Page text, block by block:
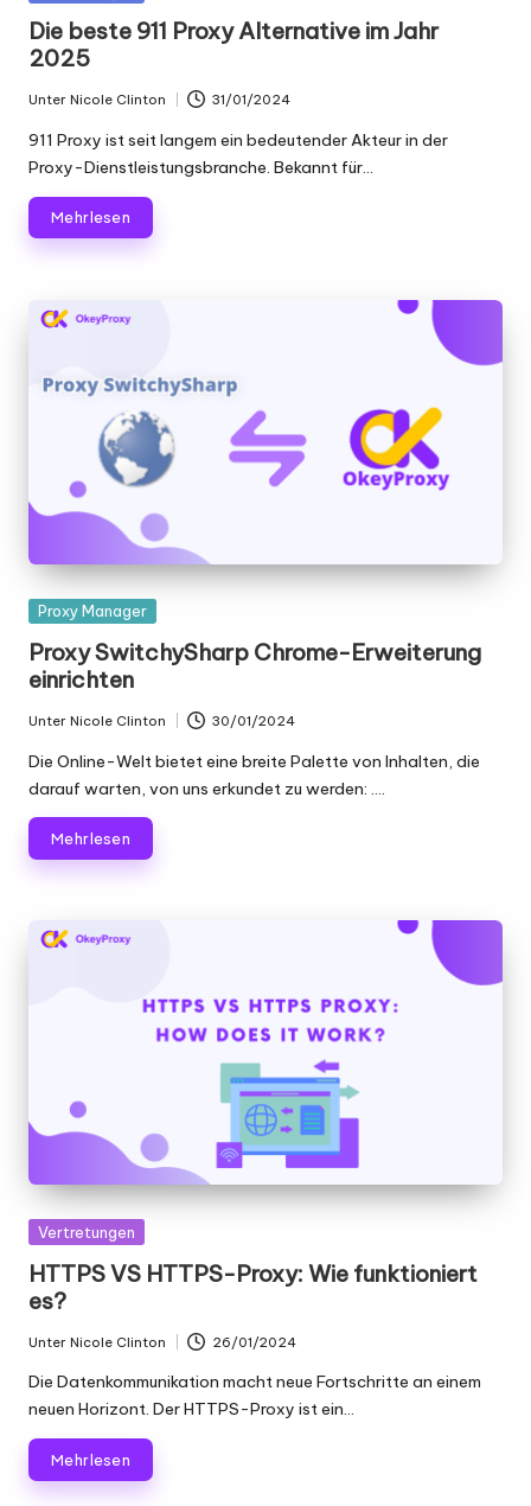
f
ü
r
je
d
e
B
d
[
K
o
st
e
nl
o
s
e
e
o
n
]
-
O
k
e
y
P
Scraping
und
mehr.
Die beste 911 Proxy Alternative im Jahr
2025
Geschrieben
von
Unter Nicole Clinton 31/01/2024
911 Proxy ist seit langem ein bedeutender Akteur in der
Proxy-Dienstleistungsbranche. Bekannt für...
Mehr lesen
Gepostet
Proxy Manager
Proxy SwitchySharp Chrome-Erweiterung
einrichten
Geschrieben
von
Unter Nicole Clinton 30/01/2024
Die Online-Welt bietet eine breite Palette von Inhalten, die
darauf warten, von uns erkundet zu werden: ....
Mehr lesen
Gepostet
Vertretungen
HTTPS VS HTTPS-Proxy: Wie funktioniert
es?
Geschrieben
von
Unter Nicole Clinton 26/01/2024
Die Datenkommunikation macht neue Fortschritte an einem
neuen Horizont. Der HTTPS-Proxy ist ein...
Mehr lesen